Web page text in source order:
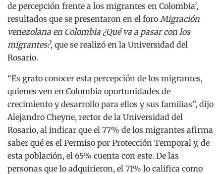
de percepción frente a los migrantes en Colombia’,
resultados que se presentaron en el foro Migración
venezolana en Colombia ¿Qué va a pasar con los
migrantes?, que se realizó en la Universidad del
Rosario.
“Es grato conocer esta percepción de los migrantes,
quienes ven en Colombia oportunidades de
crecimiento y desarrollo para ellos y sus familias”, dijo
Alejandro Cheyne, rector de la Universidad del
Rosario, al indicar que el 77% de los migrantes afirma
saber qué es el Permiso por Protección Temporal y, de
esta población, el 65% cuenta con este. De las
personas que lo adquirieron, el 71% lo califica como